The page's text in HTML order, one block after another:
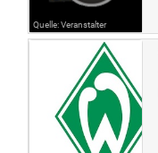
Quelle: Veranstalter